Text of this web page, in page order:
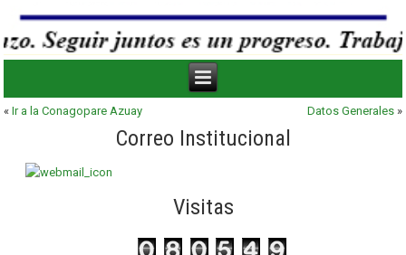
«Ir a la Conagopare Azuay Datos Generales»
Correo Institucional
Visitas